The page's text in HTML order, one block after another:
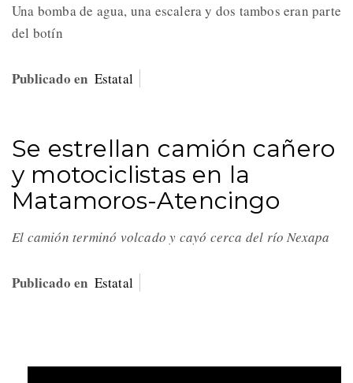
Una bomba de agua, una escalera y dos tambos eran parte
del botín
Publicado en Estatal
Se estrellan camión cañero
y motociclistas en la
Matamoros-Atencingo
El camión terminó volcado y cayó cerca del río Nexapa
Publicado en Estatal